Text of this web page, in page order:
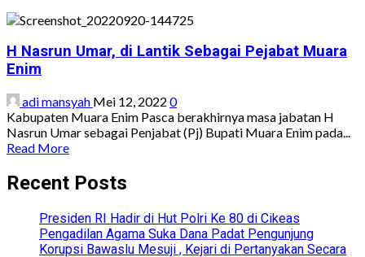
H Nasrun Umar, di Lantik Sebagai Pejabat Muara
Enim
adi mansyah Mei 12, 2022 0
Kabupaten Muara Enim Pasca berakhirnya masa jabatan H
Nasrun Umar sebagai Penjabat (Pj) Bupati Muara Enim pada...
Read MoreRead
about
H
Umar,
di
Recent Posts
Presiden RI Hadir di Hut Polri Ke 80 di Cikeas
Pengadilan Agama Suka Dana Padat Pengunjung
Korupsi Bawaslu Mesuji , Kejari di Pertanyakan Secara